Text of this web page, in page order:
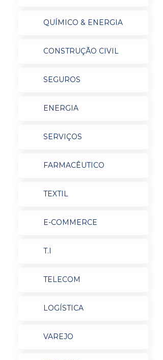
QUÍMICO & ENERGIA
CONSTRUÇÃO CIVIL
SEGUROS
ENERGIA
SERVIÇOS
FARMACÊUTICO
TEXTIL
E-COMMERCE
T.I
TELECOM
LOGÍSTICA
VAREJO